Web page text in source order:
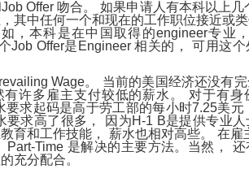
Job Offer 吻合。 如果申请人有本科以上几
其中任何一个和现在的工作职位接近或
如，本科是在中国取得的engineer专业
Job Offer是 Engineer相关的， 可用这
Wage。 当前的美国经济还没有
有许多雇主支付较低的薪水。 对于有身
要求起码是高于劳工部的每小时7.25美元
要求高了很多， 因为H-1 B是提供专业人
育和工作技能， 薪水也相对高些。 在雇
Part-Time 是解决的主要方法。当然， 还
充分配合。